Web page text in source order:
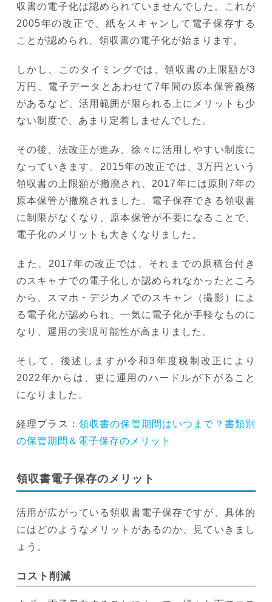
収書の電子化は認められていませんでした。これが
2005年の改正で、紙をスキャンして電子保存する
ことが認められ、領収書の電子化が始まります。
しかし、このタイミングでは、領収書の上限額が3
万円、電子データとあわせて7年間の原本保管義務
があるなど、活用範囲が限られる上にメリットも少
ない制度で、あまり定着しませんでした。
その後、法改正が進み、徐々に活用しやすい制度に
なっていきます。2015年の改正では、3万円という
領収書の上限額が撤廃され、2017年には原則7年の
原本保管が撤廃されました。電子保存できる領収書
に制限がなくなり、原本保管が不要になることで、
電子化のメリットも大きくなりました。
また、2017年の改正では、それまでの原稿台付き
のスキャナでの電子化しか認められなかったところ
から、スマホ・デジカメでのスキャン（撮影）によ
る電子化が認められ、一気に電子化が手軽なものに
なり、運用の実現可能性が高まりました。
そして、後述しますが令和3年度税制改正により
2022年からは、更に運用のハードルが下がること
になりました。
経理プラス： 領収書の保管期間はいつまで？書類別
の保管期間＆電子保存のメリット
領収書電子保存のメリット
活用が広がっている領収書電子保存ですが、具体的
にはどのようなメリットがあるのか、見ていきまし
ょう。
コスト削減